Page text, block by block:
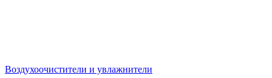
Воздухоочистители и увлажнители